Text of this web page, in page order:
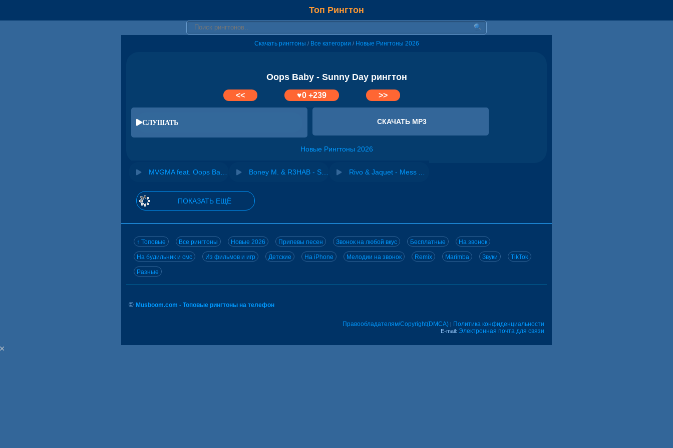
Топ Рингтон
Скачать рингтоны / Все категории / Новые Рингтоны 2026
Oops Baby - Sunny Day рингтон
<< ♥0+239 >>
СЛУШАТЬ СКАЧАТЬ MP3
Новые Рингтоны 2026
ПОКАЗАТЬ ЕЩЁ
↑ Топовые Все рингтоны Новые 2026 Припевы песен Звонок на любой вкус Бесплатные На звонок
На будильник и смс Из фильмов и игр Детские На iPhone Мелодии на звонок Remix Marimba Звуки TikTok
Разные
© Musboom.com - Топовые рингтоны на телефон
Правообладателям/Copyright(DMCA) | Политика конфиденциальности
E-mail: Электронная почта для связи